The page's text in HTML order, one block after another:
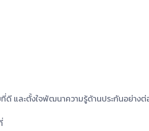
และตั้งใจพัฒนาความรู้ด้านประกันอย่างต่